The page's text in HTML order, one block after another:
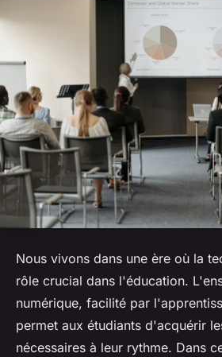
Nous vivons dans une ère où la
rôle crucial dans l'éducation.
numérique, facilité par
permet aux étudiants d'acquérir
nécessaires à leur rythme. Dans